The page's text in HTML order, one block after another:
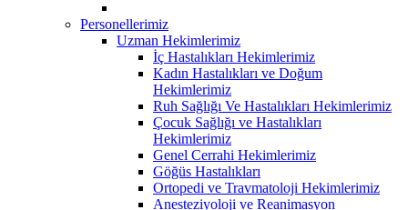
Personellerimiz
Uzman Hekimlerimiz
İç Hastalıkları Hekimlerimiz
Kadın Hastalıkları ve Doğum
Hekimlerimiz
Ruh Sağlığı Ve Hastalıkları Hekimlerimiz
Çocuk Sağlığı ve Hastalıkları
Hekimlerimiz
Genel Cerrahi Hekimlerimiz
Göğüs Hastalıkları
Ortopedi ve Travmatoloji Hekimlerimiz
Anesteziyoloji ve Reanimasyon